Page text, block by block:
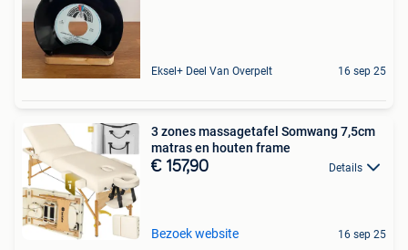
Eksel+ Deel Van Overpelt 16 sep 25
3 zones massagetafel Somwang 7,5cm
matras en houten frame
€ 157,90 Details
Bezoek website 16 sep 25